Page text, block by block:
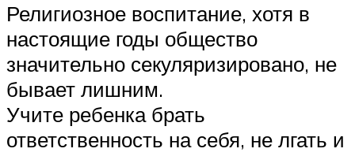
Религиозное воспитание, хотя в
настоящие годы общество
значительно секуляризировано, не
бывает лишним.
Учите ребенка брать
ответственность на себя, не лгать и